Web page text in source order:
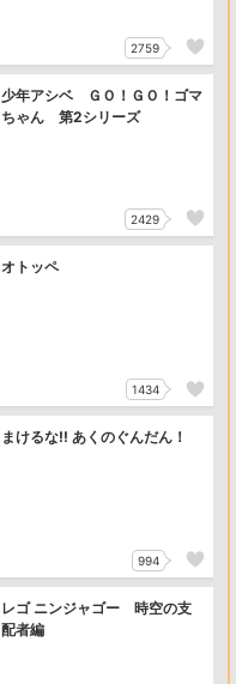
2759
少年アシベ ＧＯ！ＧＯ！ゴマ
ちゃん 第2シリーズ
2429
オトッペ
1434
まけるな!! あくのぐんだん！
994
レゴ ニンジャゴー 時空の支
配者編